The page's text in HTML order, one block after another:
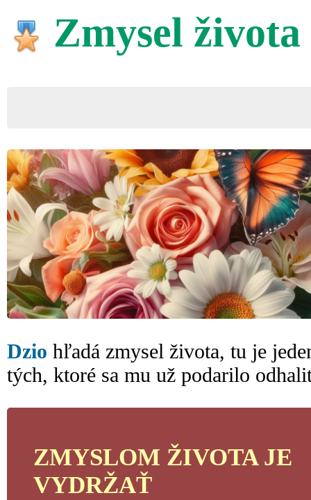
Zmysel života
Dzio hľadá zmysel života, tu je
tých, ktoré sa mu už podarilo
ZMYSLOM ŽIVOTA JE
VYDRŽAŤ